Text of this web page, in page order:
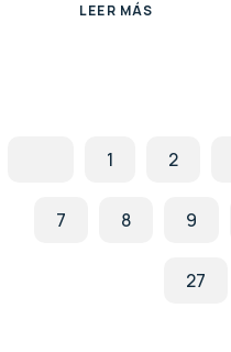
LEER MÁS
1 2
7 8 9
27